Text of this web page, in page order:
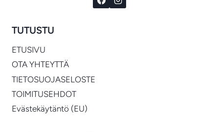
TUTUSTU
ETUSIVU
OTA YHTEYTTÄ
TIETOSUOJASELOSTE
TOIMITUSEHDOT
Evästekäytäntö (EU)